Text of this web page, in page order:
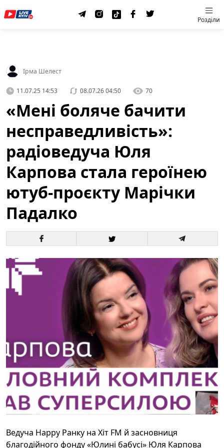
Розділи
Ірма Шелест
11.07.25 14:53 08.07.26 04:50 70
«Мені боляче бачити
несправедливість»:
радіоведуча Юля
Карпова стала героїнею
ютуб-проєкту Марічки
Падалко
Ведуча Happy Ранку на Хіт FM й засновниця
благодійного фонду «Юлині бабусі» Юля Карпова